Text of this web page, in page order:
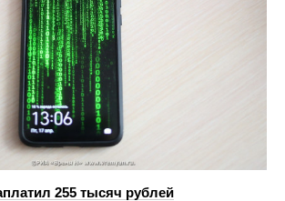
255 тысяч рублей